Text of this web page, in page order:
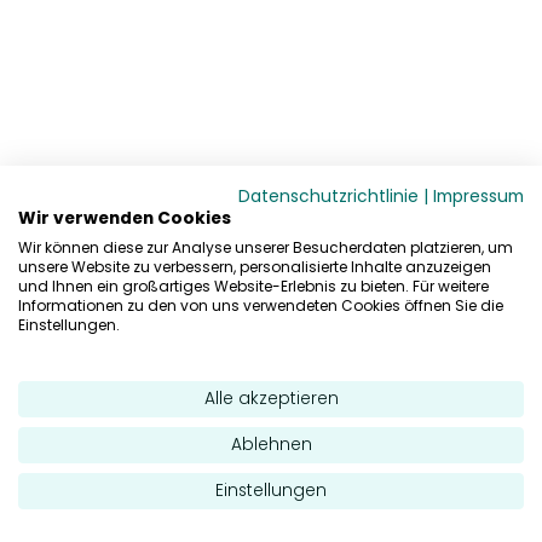
Datenschutzrichtlinie | Impressum
Wir verwenden Cookies
Wir können diese zur Analyse unserer Besucherdaten platzieren, um
unsere Website zu verbessern, personalisierte Inhalte anzuzeigen
und Ihnen ein großartiges Website-Erlebnis zu bieten. Für weitere
Informationen zu den von uns verwendeten Cookies öffnen Sie die
Einstellungen.
Alle akzeptieren
Ablehnen
Einstellungen